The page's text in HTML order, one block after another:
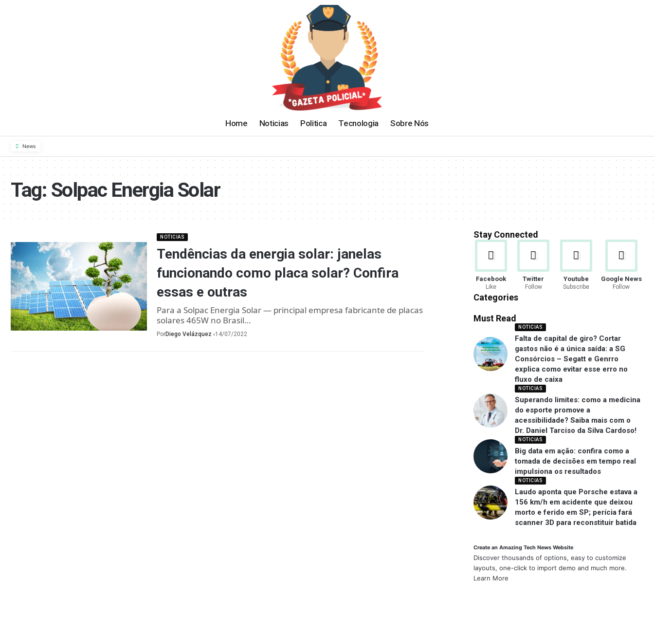
Home Noticias Politica Tecnologia Sobre Nós
News
Tag:Solpac Energia Solar
NOTICIAS
Tendências da energia solar: janelas
funcionando como placa solar? Confira
essas e outras
Para a Solpac Energia Solar — principal empresa fabricante de placas
solares 465W no Brasil…
PorDiego Velázquez 14/07/2022
Stay Connected
Facebook
Like
Twitter
Follow
Youtube
Subscribe
Google News
Follow
Categories
Must Read
NOTICIAS
Falta de capital de giro? Cortar
gastos não é a única saída: a SG
Consórcios – Segatt e Genrro
explica como evitar esse erro no
fluxo de caixa
NOTICIAS
Superando limites: como a medicina
do esporte promove a
acessibilidade? Saiba mais com o
Dr. Daniel Tarciso da Silva Cardoso!
NOTICIAS
Big data em ação: confira como a
tomada de decisões em tempo real
impulsiona os resultados
NOTICIAS
Laudo aponta que Porsche estava a
156 km/h em acidente que deixou
morto e ferido em SP; perícia fará
scanner 3D para reconstituir batida
Create an Amazing Tech News Website
Discover thousands of options, easy to customize
layouts, one-click to import demo and much more.
Learn More